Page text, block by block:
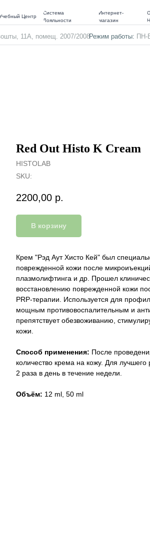
11А, помещ. 2007/2008Режим работы: ПН-
Центр
Система
Лояльности
Интернет-
магазин
Red Out Histo K Cream
HISTOLAB
SKU:
2200,00 р.
В корзину
Крем "Рэд Аут Хисто Кей" был
поврежденной кожи после
плазмолифтинга и др. Прошел
восстановлению поврежденной кожи
PRP-терапии. Используется для
мощным противовоспалительным и
препятствует обезвоживанию,
кожи.
Способ применения: После
количество крема на кожу. Для
2 раза в день в течение недели.
Объём: 12 ml, 50 ml